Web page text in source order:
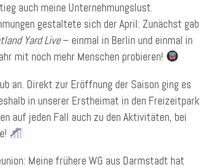
auch meine Unternehmungslust.
gestaltete sich der April: Zunächst gab
Yard Live– einmal in Berlin und einmal in
mit noch mehr Menschen probieren!
an. Direkt zur Eröffnung der Saison ging es
in unserer Erstheimat in den Freizeitpark
auf jeden Fall auch zu den Aktivitäten, bei
Meine frühere WG aus Darmstadt hat